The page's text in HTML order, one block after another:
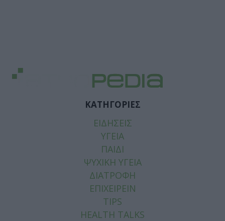
ΚΑΤΗΓΟΡΙΕΣ
ΕΙΔΗΣΕΙΣ
ΥΓΕΙΑ
ΠΑΙΔΙ
ΨΥΧΙΚΗ ΥΓΕΙΑ
ΔΙΑΤΡΟΦΗ
ΕΠΙΧΕΙΡΕΙΝ
TIPS
HEALTH TALKS